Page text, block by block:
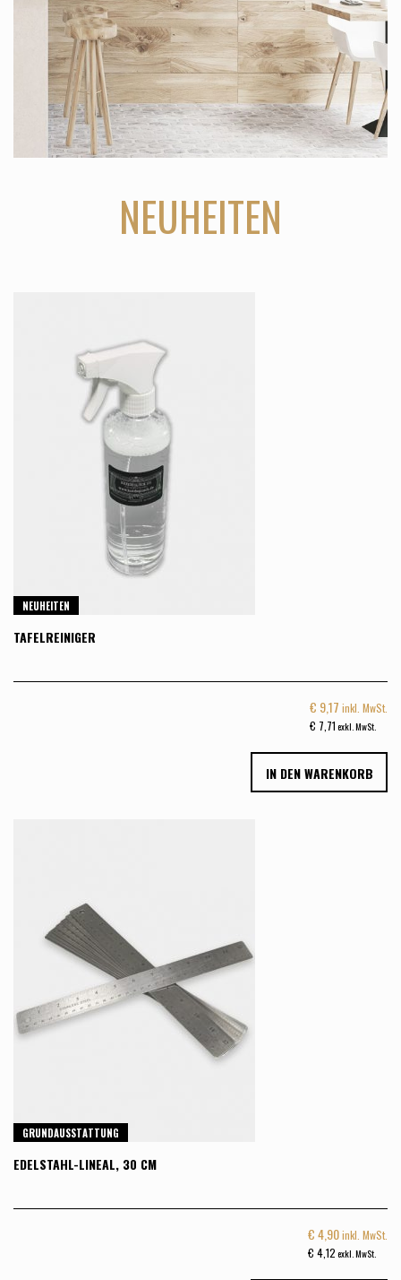
NEUHEITEN
NEUHEITEN
TAFELREINIGER
€ 9,17 inkl. MwSt.
€ 7,71 exkl. MwSt.
IN DEN WARENKORB
GRUNDAUSSTATTUNG
EDELSTAHL-LINEAL, 30 CM
€4,90inkl. MwSt.
€ 4,12 exkl. MwSt.